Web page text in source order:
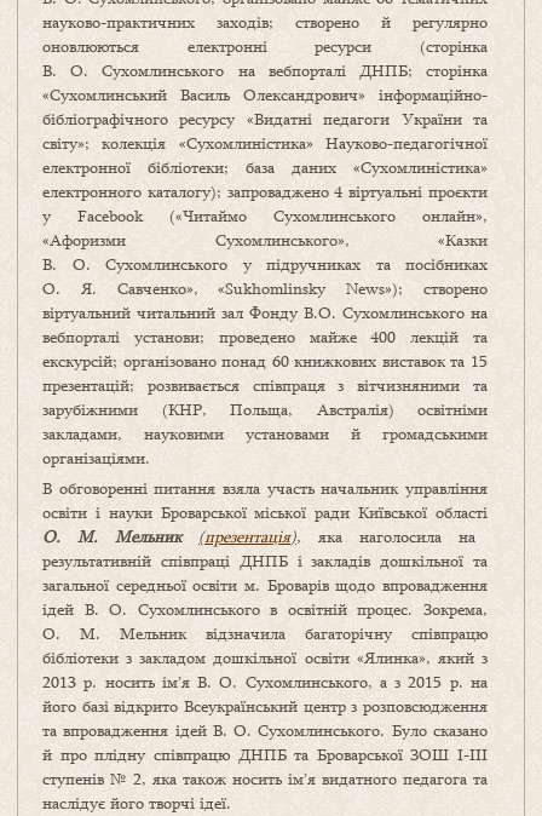
науково-практичних заходів; створено й регулярно
оновлюються електронні ресурси (сторінка
В. О. Сухомлинського на вебпорталі ДНПБ; сторінка
«Сухомлинський Василь Олександрович» інформаційно-
бібліографічного ресурсу «Видатні педагоги України та
світу»; колекція «Сухомлиністика» Науково-педагогічної
електронної бібліотеки; база даних «Сухомлиністика»
електронного каталогу); запроваджено 4 віртуальні проєкти
у Facebook («Читаймо Сухомлинського онлайн»,
«Афоризми Сухомлинського», «Казки
В. О. Сухомлинського у підручниках та посібниках
О. Я. Савченко», «Sukhomlinsky News»); створено
віртуальний читальний зал Фонду В.О. Сухомлинського на
вебпорталі установи; проведено майже 400 лекцій та
екскурсій; організовано понад 60 книжкових виставок та 15
презентацій; розвивається співпраця з вітчизняними та
зарубіжними (КНР, Польща, Австралія) освітніми
закладами, науковими установами й громадськими
організаціями.
В обговоренні питання взяла участь начальник управління
освіти і науки Броварської міської ради Київської області
О. М. Мельник (презентація), яка наголосила на
результативній співпраці ДНПБ і закладів дошкільної та
загальної середньої освіти м. Броварів щодо впровадження
ідей В. О. Сухомлинського в освітній процес. Зокрема,
О. М. Мельник відзначила багаторічну співпрацю
бібліотеки з закладом дошкільної освіти «Ялинка», який з
2013 р. носить ім’я В. О. Сухомлинського, а з 2015 р. на
його базі відкрито Всеукраїнський центр з розповсюдження
та впровадження ідей В. О. Сухомлинського. Було сказано
й про плідну співпрацю ДНПБ та Броварської ЗОШ І-ІІІ
ступенів № 2, яка також носить ім’я видатного педагога та
наслідує його творчі ідеї.